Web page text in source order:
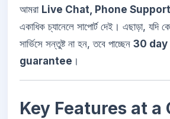
আমরা Live Chat, Phone Support
একাধিক চ্যানেলে সাপোর্ট দেই। এছাড়া, যদি
সার্ভিসে সন্তুষ্ট না হন, তবে পাচ্ছেন 30
guarantee ।
Key Features at a